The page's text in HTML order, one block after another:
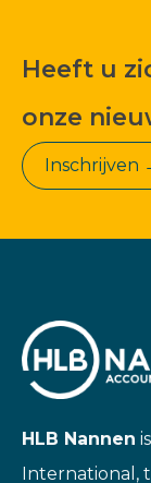
Heeft u
onze
Inschrijven
HLB Nannen
International,